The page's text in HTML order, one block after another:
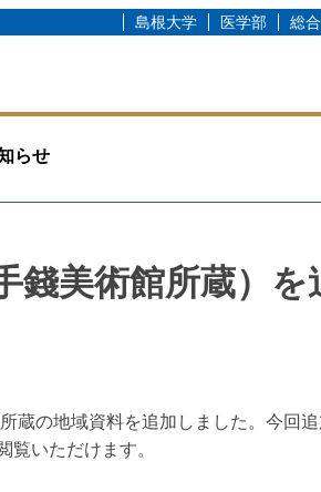
島根大学 医学部 総
らせ
美術館所蔵）を
蔵の地域資料を追加しました。今回
覧いただけます。